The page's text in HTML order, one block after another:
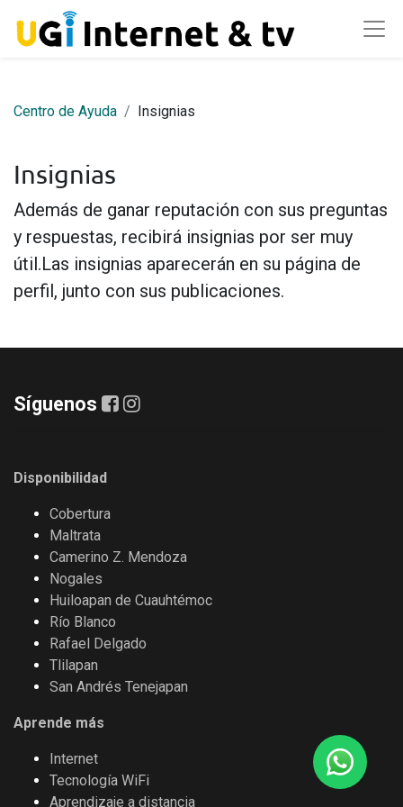
Centro de Ayuda Insignias
Insignias
Además de ganar reputación con sus preguntas
y respuestas, recibirá insignias por ser muy
útil.Las insignias aparecerán en su página de
perfil, junto con sus publicaciones.
Síguenos
Disponibilidad
Cobertura
Maltrata
Camerino Z. Mendoza
Nogales
Huiloapan de Cuauhtémoc
Río Blanco
Rafael Delgado
Tlilapan
San Andrés Tenejapan
Aprende más
Internet
Tecnología WiFi
Aprendizaje a distancia